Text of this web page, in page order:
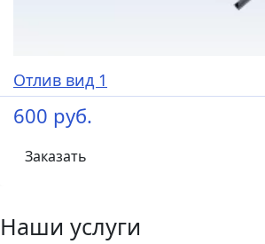
Отлив вид 1
600 руб.
Заказать
Наши услуги